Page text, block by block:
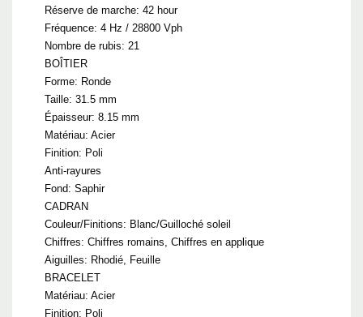
Réserve de marche: 42 hour
Fréquence: 4 Hz / 28800 Vph
Nombre de rubis: 21
BOÎTIER
Forme: Ronde
Taille: 31.5 mm
Épaisseur: 8.15 mm
Matériau: Acier
Finition: Poli
Anti-rayures
Fond: Saphir
CADRAN
Couleur/Finitions: Blanc/Guilloché soleil
Chiffres: Chiffres romains, Chiffres en applique
Aiguilles: Rhodié, Feuille
BRACELET
Matériau: Acier
Finition: Poli